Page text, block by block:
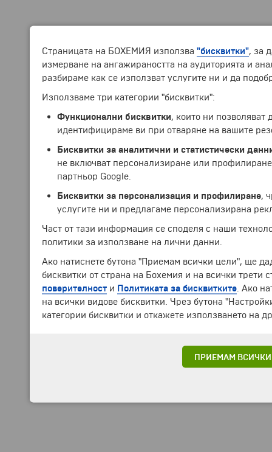
Страницата на БОХЕМИЯ използва "бисквитки", за
измерване на ангажираността на аудиторията и
разбираме как се използват услугите ни и да
Използваме три категории "бисквитки":
Функционални бисквитки, които ни позволяват
идентифицираме ви при отваряне на вашите
Бисквитки за аналитични и статистически
не включват персонализиране или
партньор Google.
Бисквитки за персонализация и профилиране,
услугите ни и предлагаме персонализирана
Част от тази информация се споделя с наши
политики за използване на лични данни.
Ако натиснете бутона "Приемам всички цели", ще
бисквитки от страна на Бохемия и на всички трети
поверителност и Политиката за бисквитките . Ако
на всички видове бисквитки. Чрез бутона
категории бисквитки и откажете използването на
ПРИЕМАМ